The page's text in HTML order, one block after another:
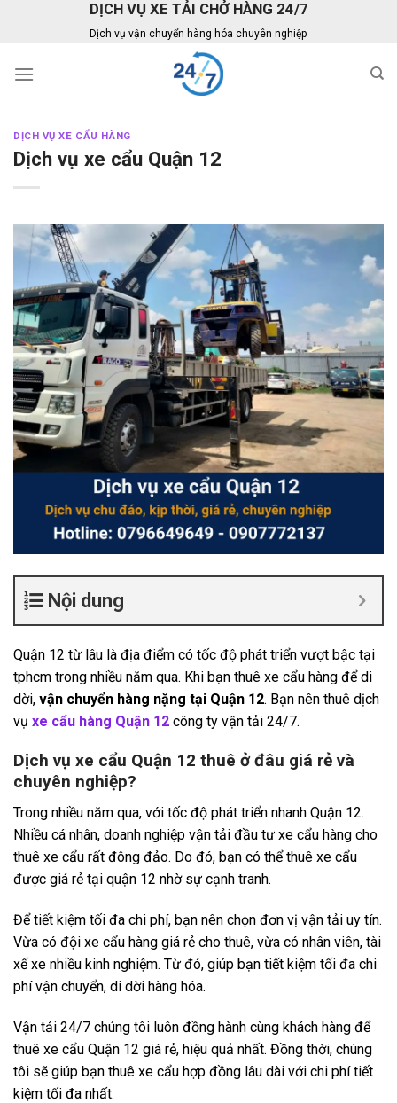
DỊCH VỤ XE TẢI CHỞ HÀNG 24/7
Dịch vụ vận chuyển hàng hóa chuyên nghiệp
DỊCH VỤ XE CẨU HÀNG
Dịch vụ xe cẩu Quận 12
Nội dung
Quận 12 từ lâu là địa điểm có tốc độ phát triển vượt bậc tại
tphcm trong nhiều năm qua. Khi bạn thuê xe cẩu hàng để di
dời, vận chuyển hàng nặng tại Quận 12. Bạn nên thuê dịch
vụ xe cẩu hàng Quận 12 công ty vận tải 24/7.
Dịch vụ xe cẩu Quận 12 thuê ở đâu giá rẻ và
chuyên nghiệp?
Trong nhiều năm qua, với tốc độ phát triển nhanh Quận 12.
Nhiều cá nhân, doanh nghiệp vận tải đầu tư xe cẩu hàng cho
thuê xe cẩu rất đông đảo. Do đó, bạn có thể thuê xe cẩu
được giá rẻ tại quận 12 nhờ sự cạnh tranh.
Để tiết kiệm tối đa chi phí, bạn nên chọn đơn vị vận tải uy tín.
Vừa có đội xe cẩu hàng giá rẻ cho thuê, vừa có nhân viên, tài
xế xe nhiều kinh nghiệm. Từ đó, giúp bạn tiết kiệm tối đa chi
phí vận chuyển, di dời hàng hóa.
Vận tải 24/7 chúng tôi luôn đồng hành cùng khách hàng để
thuê xe cẩu Quận 12 giá rẻ, hiệu quả nhất. Đồng thời, chúng
tôi sẽ giúp bạn thuê xe cẩu hợp đồng lâu dài với chi phí tiết
kiệm tối đa nhất.